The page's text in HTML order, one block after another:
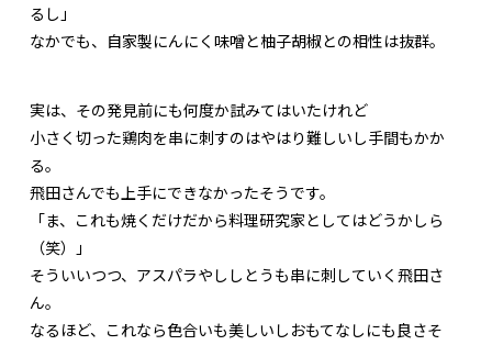
るし」
なかでも、自家製にんにく味噌と柚子胡椒との相性は抜群。
実は、その発見前にも何度か試みてはいたけれど
小さく切った鶏肉を串に刺すのはやはり難しいし手間もかか
る。
飛田さんでも上手にできなかったそうです。
「ま、これも焼くだけだから料理研究家としてはどうかしら
（笑）」
そういいつつ、アスパラやししとうも串に刺していく飛田さ
ん。
なるほど、これなら色合いも美しいしおもてなしにも良さそ